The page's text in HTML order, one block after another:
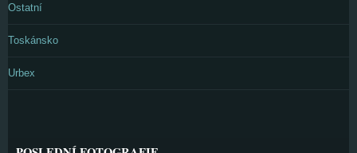
Ostatní
Toskánsko
Urbex